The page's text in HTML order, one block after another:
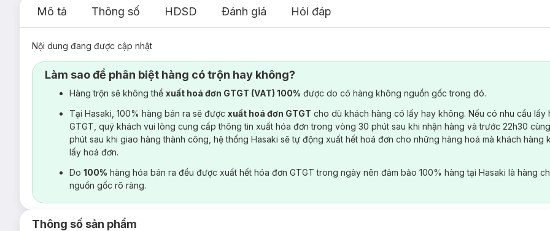
Mô tả Thông số HDSD Đánh giá Hỏi đáp
Nội dung đang được cập nhật
Làm sao để phân biệt hàng có trộn hay không?
Hàng trộn sẽ không thể xuất hoá đơn GTGT (VAT) 100% được do có hàng không nguồn gốc trong đó.
Tại Hasaki, 100% hàng bán ra sẽ được xuất hoá đơn GTGT cho dù khách hàng có lấy hay không. Nếu có nhu cầu lấy
GTGT, quý khách vui lòng cung cấp thông tin xuất hóa đơn trong vòng 30 phút sau khi nhận hàng và trước 22h30
phút sau khi giao hàng thành công, hệ thống Hasaki sẽ tự động xuất hết hoá đơn cho những hàng hoá mà khách hàng
lấy hoá đơn.
Do 100% hàng hóa bán ra đều được xuất hết hóa đơn GTGT trong ngày nên đảm bảo 100% hàng tại Hasaki là hàng
nguồn gốc rõ ràng.
Thông số sản phẩm